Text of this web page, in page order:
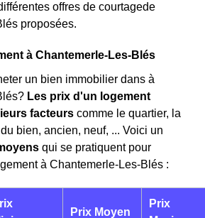
offres de courtagede
proposées.
à Chantemerle-Les-Blés
un bien immobilier dans à
Les prix d'un logement
facteurs comme le quartier, la
bien, ancien, neuf, ... Voici un
qui se pratiquent pour
à Chantemerle-Les-Blés :
Prix Moyen
Prix